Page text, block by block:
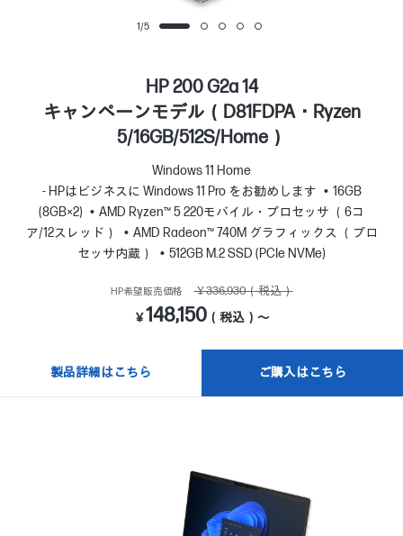
1/5
HP 200 G2a 14
キャンペーンモデル（D81FDPA・Ryzen
5/16GB/512S/Home）
Windows 11 Home
- HPはビジネスに Windows 11 Pro をお勧めします
16GB
(8GB×2)
AMD Ryzen™ 5 220モバイル・プロセッサ （6コ
ア/12スレッド）
AMD Radeon™ 740M グラフィックス （プロ
セッサ内蔵）
512GB M.2 SSD (PCIe NVMe)
HP希望販売価格 ￥336,930（税込）
￥148,150 （税込）～
製品詳細はこちら ご購入はこちら